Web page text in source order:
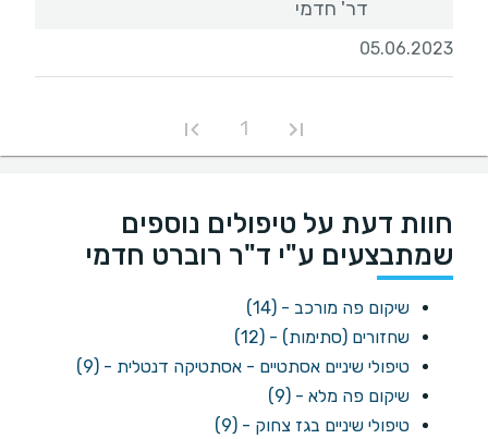
דר' חדמי
05.06.2023
1
חוות דעת על טיפולים נוספים
שמתבצעים ע"י ד"ר רוברט חדמי
שיקום פה מורכב - (14)
שחזורים (סתימות) - (12)
טיפולי שיניים אסתטיים - אסתטיקה דנטלית - (9)
שיקום פה מלא - (9)
טיפולי שיניים בגז צחוק - (9)